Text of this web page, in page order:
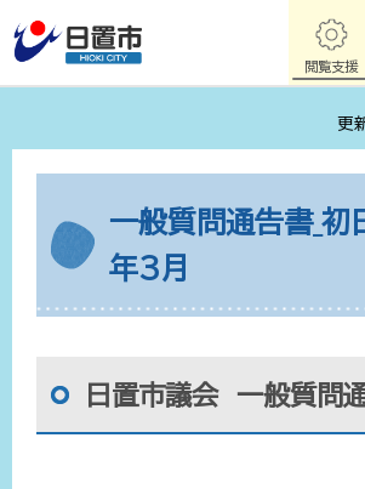
閲覧支援
更
一般質問通告書_初
年3月
日置市議会 一般質問